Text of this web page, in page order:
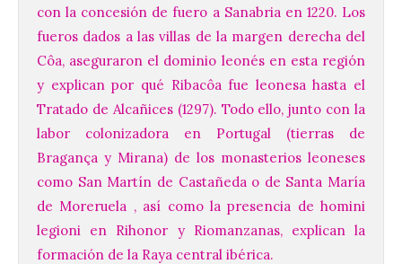
con la concesión de fuero a Sanabria en 1220. Los
fueros dados a las villas de la margen derecha del
Côa, aseguraron el dominio leonés en esta región
y explican por qué Ribacôa fue leonesa hasta el
Tratado de Alcañices (1297). Todo ello, junto con la
labor colonizadora en Portugal (tierras de
Bragança y Mirana) de los monasterios leoneses
como San Martín de Castañeda o de Santa María
de Moreruela , así como la presencia de homini
legioni en Rihonor y Riomanzanas, explican la
formación de la Raya central ibérica.
Vuelve la tradicional Feria
de Dulces del Convento a
Gradefes
7 Ago 2026
Tendrá lugar el 9 de
monasterio cisterciense
de Santa María la Real de
imprescindible para disfrutar de los
mejores dulces conventuales, tradición,
cultura y un ambiente único. El
Ayuntamiento de Gradefes, intentando